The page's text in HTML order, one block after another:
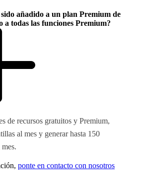
añadido a un plan Premium de
a todas las funciones Premium?
de recursos gratuitos y Premium,
al mes y generar hasta 150
ponte en contacto con nosotros